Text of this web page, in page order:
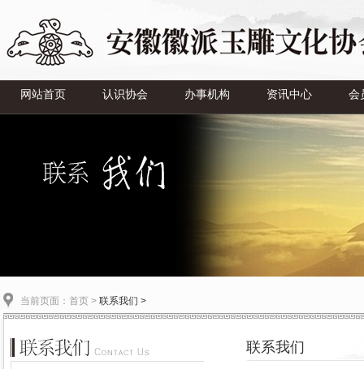
网站首页 认识协会 办事机构 资讯中心 会
当前页面： 首页 > 联系我们 >
联系我们